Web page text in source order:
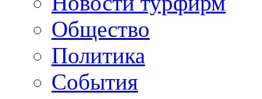
Общество
Политика
События